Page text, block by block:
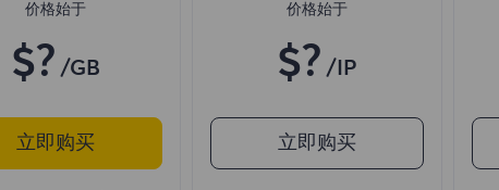
价格始于
$? /GB
立即购买
价格始于
$? /IP
立即购买